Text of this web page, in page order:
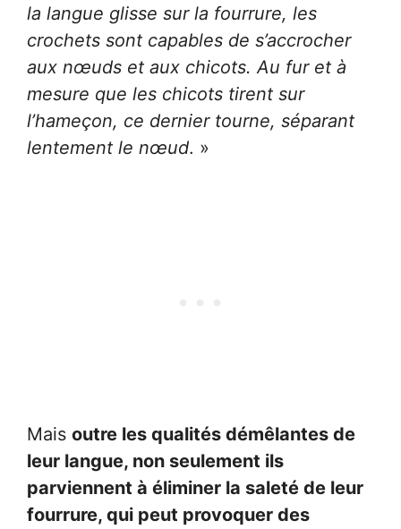
la langue glisse sur la fourrure, les
crochets sont capables de s’accrocher
aux nœuds et aux chicots. Au fur et à
mesure que les chicots tirent sur
l’hameçon, ce dernier tourne, séparant
lentement le nœud. »
Mais outre les qualités démêlantes de
leur langue, non seulement ils
parviennent à éliminer la saleté de leur
fourrure, qui peut provoquer des